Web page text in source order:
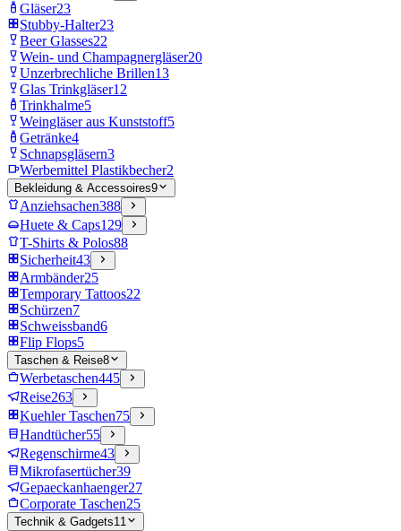
Gläser23
Stubby-Halter23
Beer Glasses22
Wein- und Champagnergläser20
Unzerbrechliche Brillen13
Glas Trinkgläser12
Trinkhalme5
Weingläser aus Kunststoff5
Getränke4
Schnapsgläsern3
Werbemittel Plastikbecher2
Bekleidung & Accessoires9
Anziehsachen388
Huete & Caps129
T-Shirts & Polos88
Sicherheit43
Armbänder25
Temporary Tattoos22
Schürzen7
Schweissband6
Flip Flops5
Taschen & Reise8
Werbetaschen445
Reise263
Kuehler Taschen75
Handtücher55
Regenschirme43
Mikrofasertücher39
Gepaeckanhaenger27
Corporate Taschen25
Technik & Gadgets11